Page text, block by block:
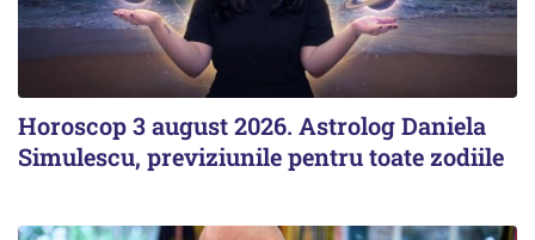
Horoscop 3 august 2026. Astrolog Daniela
Simulescu, previziunile pentru toate zodiile